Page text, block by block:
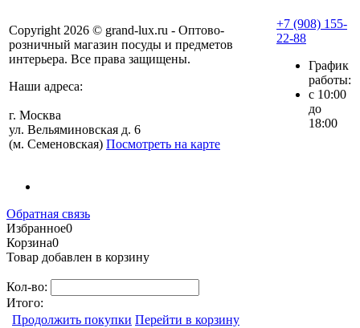
Copyright 2026 © grand-lux.ru - Оптово-
розничный магазин посуды и предметов
интерьера. Все права защищены.
Наши адреса:
г. Москва
ул. Вельяминовская д. 6
(м. Семеновская) Посмотреть на карте
+7 (908) 155-
22-88
График
работы:
с 10:00
до
18:00
Обратная связь
Избранное0
Корзина0
Товар добавлен в корзину
Кол-во:
Итого:
Продолжить покупки Перейти в корзину